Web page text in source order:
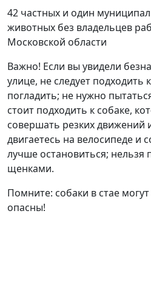
42 частных и один
животных без владельцев
Московской области
Важно! Если вы увидели
улице, не следует подходить
погладить; не нужно
стоит подходить к собаке,
совершать резких движений
двигаетесь на велосипеде и
лучше остановиться; нельзя
щенками.
Помните: собаки в стае
опасны!